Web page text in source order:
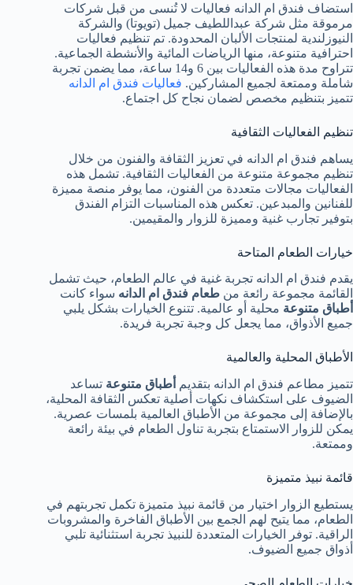
استضاف فندق ام الدانه فعاليات لا تُنسى من قبل شركات
مرموقة مثل شركة عبداللطيف جميل (تويوتا) والشركة
النيوزلندية لمنتجات الألبان المحدودة. تم تنظيم فعاليات
احترافية متنوعة، منها الرياضات المائية والأنشطة الجماعية.
تتراوح مدة هذه الفعاليات بين 6 و14 ساعة، مما يضمن تجربة
شاملة وممتعة لجميع المشاركين. فعاليات فندق ام الدانه
تتميز بتنظيم مخصص لضمان نجاح كل اجتماع.
تنظيم الفعاليات الثقافية
يساهم فندق ام الدانه في تعزيز الثقافة والفنون من خلال
تنظيم مجموعة متنوعة من الفعاليات الثقافية. تشمل هذه
الفعاليات مجالات متعددة من الفنون، مما يوفر منصة مميزة
للفنانين والمبدعين. تعكس هذه المناسبات التزام الفندق
بتوفير تجارب غنية ومميزة للزوار والمقيمين.
خيارات الطعام المتاحة
يقدم فندق ام الدانه تجربة غنية في عالم الطعام، حيث تشمل
القائمة مجموعة رائعة من طعام فندق ام الدانه سواء كانت
أطباق متنوعة محلية أو عالمية. تتنوع الخيارات بشكل يلبي
جميع الأذواق، مما يجعل كل وجبة تجربة فريدة.
الأطباق المحلية والعالمية
تتميز مطاعم فندق ام الدانه بتقديم أطباق متنوعة تساعد
الضيوف على استكشاف نكهات أصلية تعكس الثقافة المحلية،
بالإضافة إلى مجموعة من الأطباق العالمية بلمسات عصرية.
يمكن للزوار الاستمتاع بتجربة تناول الطعام في بيئة رائعة
وممتعة.
قائمة نبيذ متميزة
يستطيع الزوار اختيار من قائمة نبيذ متميزة تكمل تجربتهم في
الطعام، مما يتيح لهم الجمع بين الأطباق الفاخرة والمشروبات
الراقية. توفر الخيارات المتعددة للنبيذ تجربة استثنائية تلبي
أذواق جميع الضيوف.